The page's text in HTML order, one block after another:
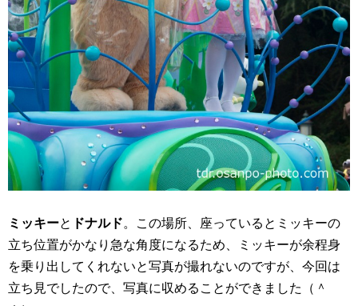
ミッキーと ドナルド。この場所、座っているとミッキーの
立ち位置がかなり急な角度になるため、ミッキーが余程身
を乗り出してくれないと写真が撮れないのですが、今回は
立ち見でしたので、写真に収めることができました（＾